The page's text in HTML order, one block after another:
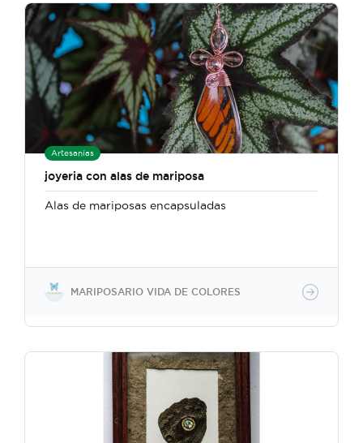
Artesanías
joyeria con alas de mariposa
Alas de mariposas encapsuladas
MARIPOSARIO VIDA DE COLORES